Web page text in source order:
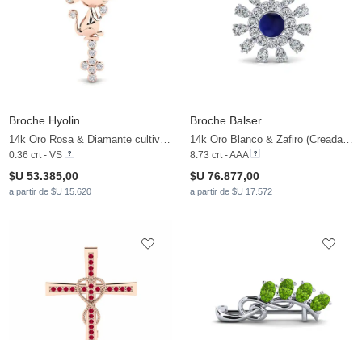
Broche Hyolin
14k Oro Rosa & Diamante cultivado en laboratorio
0.36 crt - VS
$U 53.385,00
a partir de $U 15.620
Broche Balser
14k Oro Blanco & Zafiro (Creada en Laboratorio) & Circonita
8.73 crt - AAA
$U 76.877,00
a partir de $U 17.572